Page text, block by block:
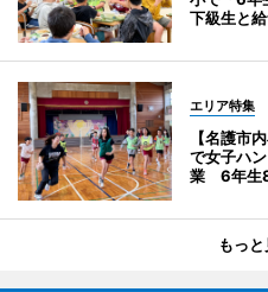
下級生と
エリア特集
【名護市
で女子ハ
業 6年生
もっ